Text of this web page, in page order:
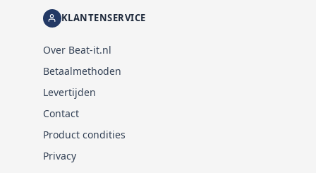
KLANTENSERVICE
Over Beat-it.nl
Betaalmethoden
Levertijden
Contact
Product condities
Privacy